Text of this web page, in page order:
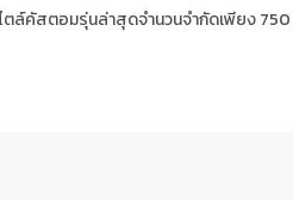
ตล์คัสตอมรุ่นล่าสุดจำนวนจำกัดเพียง